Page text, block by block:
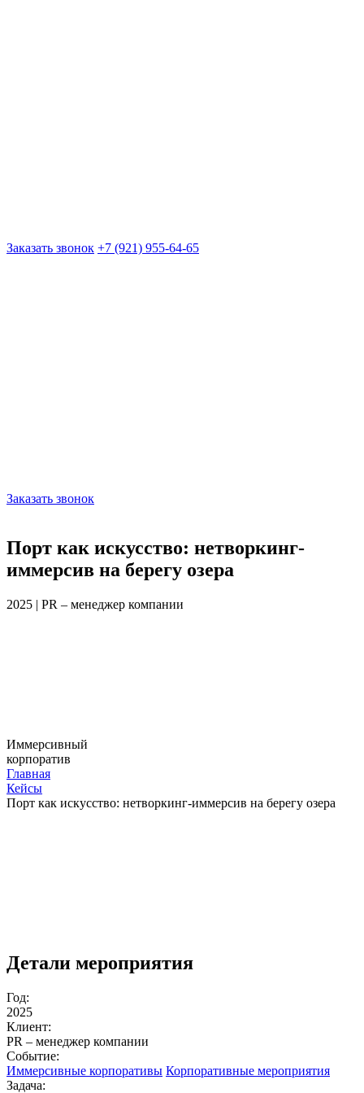
Заказать звонок +7 (921) 955-64-65
Заказать звонок
Порт как искусство: нетворкинг-
иммерсив на берегу озера
2025 | PR – менеджер компании
Иммерсивный
корпоратив
Главная
Кейсы
Порт как искусство: нетворкинг-иммерсив на берегу озера
Детали мероприятия
Год:
2025
Клиент:
PR – менеджер компании
Событие:
Иммерсивные корпоративы Корпоративные мероприятия
Задача: